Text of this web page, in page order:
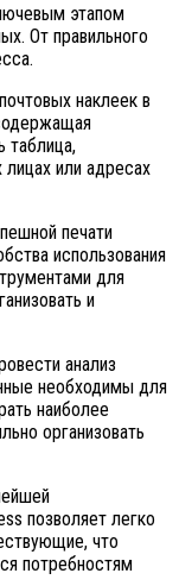
этапом
От правильного
наклеек в
таблица,
или адресах
печати
использования
для
и
анализ
необходимы для
наиболее
организовать
позволяет легко
что
потребностям